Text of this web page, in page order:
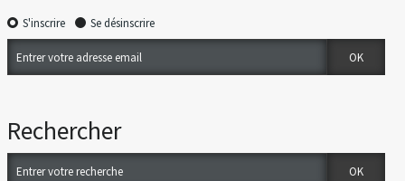
S'inscrire Se désinscrire
Rechercher